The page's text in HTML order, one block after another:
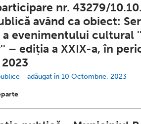
nr. 43279/
având ca obiect:
evenimentului cultural
– ediția a XXIX-a, în
- adăugat în 10 Octombrie, 2023